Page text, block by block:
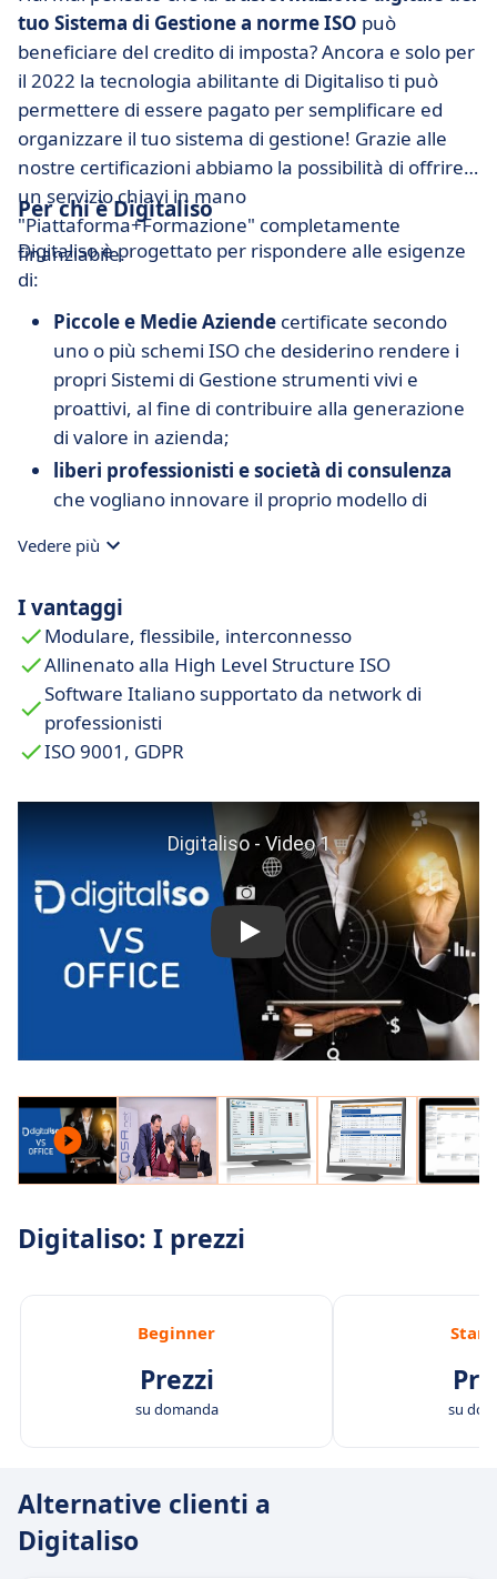
tuo Sistema di Gestione a norme ISO può
beneficiare del credito di imposta? Ancora e solo per
il 2022 la tecnologia abilitante di Digitaliso ti può
permettere di essere pagato per semplificare ed
organizzare il tuo sistema di gestione! Grazie alle
nostre certificazioni abbiamo la possibilità di offrire
un servizio chiavi in mano
"Piattaforma+Formazione" completamente
finanziabile.
Per chi è Digitaliso
Digitaliso è progettato per rispondere alle esigenze
di:
Piccole e Medie Aziende certificate secondo
uno o più schemi ISO che desiderino rendere i
propri Sistemi di Gestione strumenti vivi e
proattivi, al fine di contribuire alla generazione
di valore in azienda;
liberi professionisti e società di consulenza
che vogliano innovare il proprio modello di
a corredo dei propri servizi consulenziali,
seguire il Cliente.
Vedere più
I vantaggi
Modulare, flessibile, interconnesso
Allinenato alla High Level Structure ISO
Software Italiano supportato da network di
professionisti
ISO 9001, GDPR
Digitaliso: I prezzi
Beginner
Prezzi
su domanda su
Alternative clienti a
Digitaliso